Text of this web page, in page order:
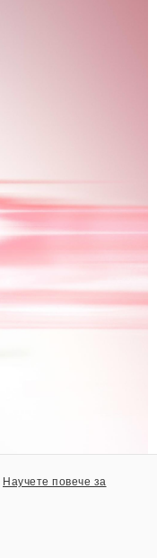
Научете повече за